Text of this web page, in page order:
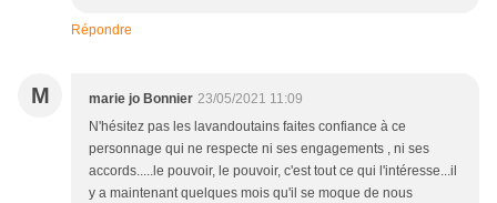
Répondre
M marie jo Bonnier 23/05/2021 11:09
N'hésitez pas les lavandoutains faites confiance à ce
personnage qui ne respecte ni ses engagements , ni ses
accords.....le pouvoir, le pouvoir, c'est tout ce qui l'intéresse...il
y a maintenant quelques mois qu'il se moque de nous